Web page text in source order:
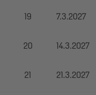
19
7.3.2027
20 14.3.2027
21 21.3.2027